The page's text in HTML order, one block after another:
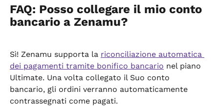
FAQ: Posso collegare il mio conto
bancario a Zenamu?
Sì! Zenamu supporta la riconciliazione automatica
dei pagamenti tramite bonifico bancario nel piano
Ultimate. Una volta collegato il Suo conto
bancario, gli ordini verranno automaticamente
contrassegnati come pagati.